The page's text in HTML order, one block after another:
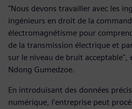
"Nous devons travailler avec les
ingénieurs en droit de la
électromagnétisme pour
de la transmission électrique et
sur le niveau de bruit acceptable",
Ndong Gumedzoe.
En introduisant des données
numérique, l'entreprise peut